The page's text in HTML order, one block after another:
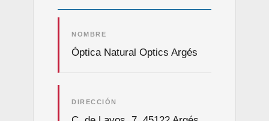
NOMBRE
Óptica Natural Optics Argés
DIRECCIÓN